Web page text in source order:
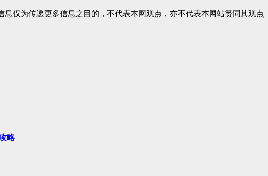
仅为传递更多信息之目的，不代表本网观点，亦不代表本网站赞同其观点
略